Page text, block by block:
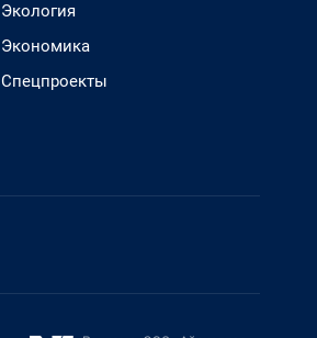
Экология
Экономика
Спецпроекты